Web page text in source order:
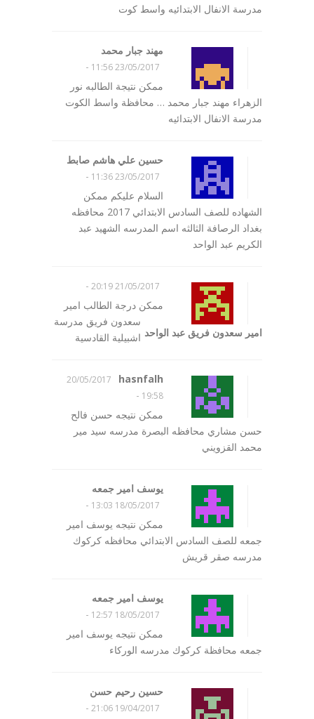
مدرسة الانفال الابتدائيه واسط كوت
مهند جبار محمد
23/05/2017 11:56
-
ممكن نتيجة الطالبه نور
الزهراء مهند جبار محمد … محافظة واسط الكوت
مدرسة الانفال الابتدائيه
حسين علي هاشم صابط
23/05/2017 11:36
-
السلام عليكم ممكن
الشهاده للصف السادس الابتدائي 2017 محافظه
بغداد الرصافة الثالثه اسم المدرسه الشهيد عبد
الكريم عبد الواحد
امير سعدون فريق عبد الواحد
21/05/2017 20:19
-
ممكن درجة الطالب امير
سعدون فريق مدرسة
اشبيلية القادسية
hasnfalh
20/05/2017
19:58
-
ممكن نتيجه حسن فالح
حسن مشاري محافظه البصرة مدرسه سيد مير
محمد القزويني
يوسف امير جمعه
18/05/2017 13:03
-
ممكن نتيجه يوسف امير
جمعه للصف السادس الابتدائي محافظه كركوك
مدرسه صقر قريش
يوسف امير جمعه
18/05/2017 12:57
-
ممكن نتيجه يوسف امير
جمعه محافظة كركوك مدرسه الوركاء
حسين رحيم حسن
19/04/2017 21:06
-